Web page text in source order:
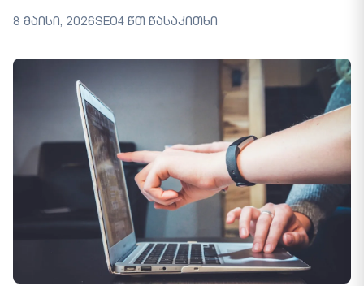
8 მაისი, 2026SEO4 წთ წასაკითხი